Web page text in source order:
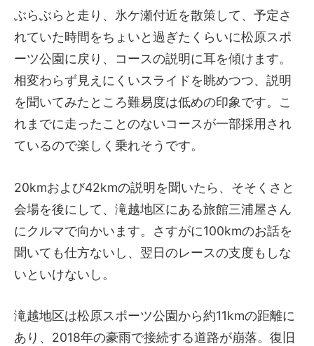
ぶらぶらと走り、氷ケ瀬付近を散策して、予定さ
れていた時間をちょいと過ぎたくらいに松原スポ
ーツ公園に戻り、コースの説明に耳を傾けます。
相変わらず見えにくいスライドを眺めつつ、説明
を聞いてみたところ難易度は低めの印象です。こ
れまでに走ったことのないコースが一部採用され
ているので楽しく乗れそうです。
20kmおよび42kmの説明を聞いたら、そそくさと
会場を後にして、滝越地区にある旅館三浦屋さん
にクルマで向かいます。さすがに100kmのお話を
聞いても仕方ないし、翌日のレースの支度もしな
いといけないし。
滝越地区は松原スポーツ公園から約11kmの距離に
あり、2018年の豪雨で接続する道路が崩落。復旧